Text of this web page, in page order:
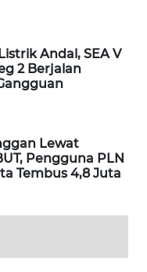
Andal, SEA V
2 Berjalan
Lewat
Pengguna PLN
Tembus 4,8 Juta